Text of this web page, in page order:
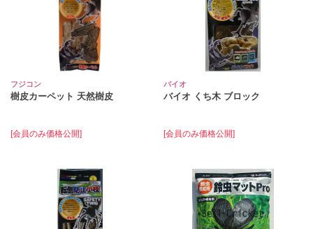
フジコン
樹皮カーペット 天然樹皮
[会員のみ価格公開]
バイオ
バイオ くち木 ブロック
[会員のみ価格公開]